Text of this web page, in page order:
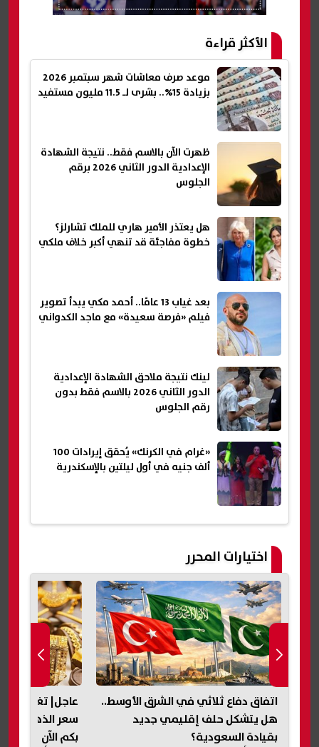
الأكثر قراءة
موعد صرف معاشات شهر سبتمبر 2026
بزيادة 15%.. بشرى لـ 11.5 مليون مستفيد
ظهرت الآن بالاسم فقط.. نتيجة الشهادة
الإعدادية الدور الثاني 2026 برقم
الجلوس
هل يعتذر الأمير هاري للملك تشارلز؟
خطوة مفاجئة قد تنهي أكبر خلاف ملكي
بعد غياب 13 عامًا.. أحمد مكي يبدأ تصوير
فيلم «فرصة سعيدة» مع ماجد الكدواني
لينك نتيجة ملاحق الشهادة الإعدادية
الدور الثاني 2026 بالاسم فقط بدون
رقم الجلوس
«غرام في الكرنك» يُحقق إيرادات 100
ألف جنيه في أول ليلتين بالإسكندرية
اختيارات المحرر
اتفاق دفاع ثلاثي في الشرق الأوسط..
هل يتشكل حلف إقليمي جديد
بقيادة السعودية؟
عاجل| تغير
بكم الآن